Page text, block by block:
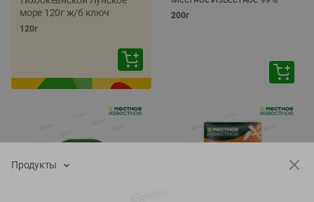
море 120г ж/б ключ
120г
200г
Продукты